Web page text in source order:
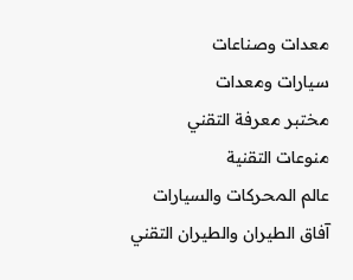
معدات وصناعات
سيارات ومعدات
مختبر معرفة التقني
منوعات التقنية
عالم المحركات والسيارات
آفاق الطيران والطيران التقني